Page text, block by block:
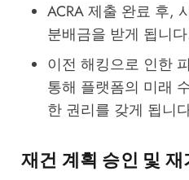
ACRA 제출 완료 후,
분배금을 받게 됩니
이전 해킹으로 인한
통해 플랫폼의 미래
한 권리를 갖게 됩니
재건 계획 승인 및 재